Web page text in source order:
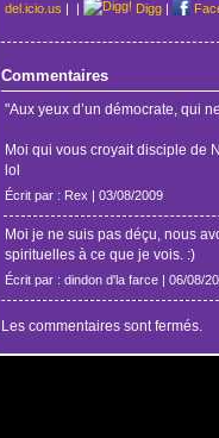
del.icio.us | | Digg|
Commentaires
"Aux yeux d’un démocrate, qui
Moi qui vous croyait disciple de
lol
Écrit par : Rex | 03/08/2009
Moi je ne suis pas déçu, nous
spirituelles à ce que je vois. :)
Écrit par : dindon d'la farce | 06/08/
Les commentaires sont fermés.